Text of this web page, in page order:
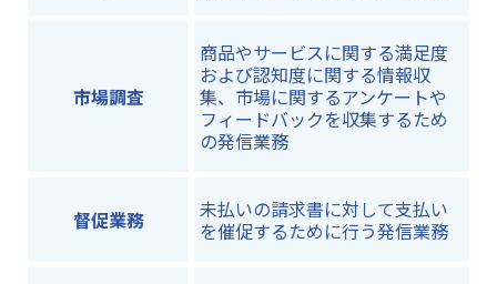
市場調査
商品やサービスに関する満足度
および認知度に関する情報収
集、市場に関するアンケートや
フィードバックを収集するため
の発信業務
督促業務
未払いの請求書に対して支払い
を催促するために行う発信業務